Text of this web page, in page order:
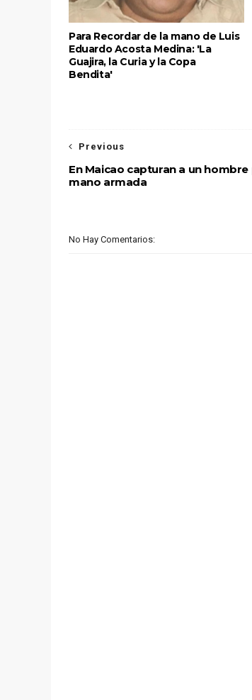
Para Recordar de la mano de Luis
Eduardo Acosta Medina: 'La
Guajira, la Curia y la Copa
Bendita'
Previous
En Maicao capturan a un
mano armada
No Hay Comentarios: